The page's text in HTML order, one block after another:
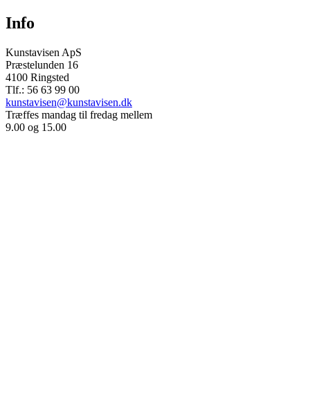
Info
Kunstavisen ApS
Præstelunden 16
4100 Ringsted
Tlf.: 56 63 99 00
kunstavisen@kunstavisen.dk
Træffes mandag til fredag mellem
9.00 og 15.00